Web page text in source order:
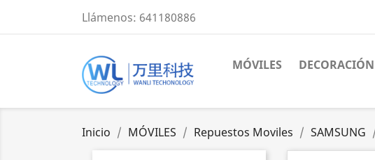
Llámenos: 641180886
MÓVILES DECORACIÓN
Inicio MÓVILES Repuestos Moviles SAMSUNG